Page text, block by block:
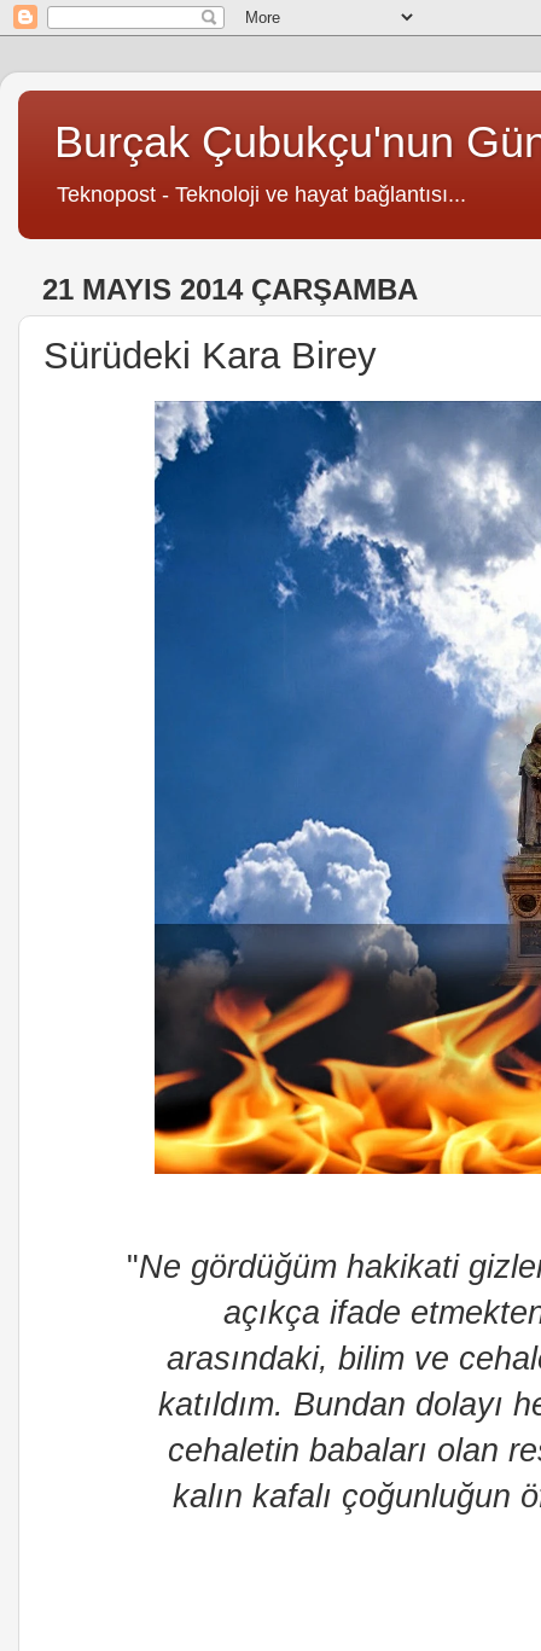
Burçak Çubukçu'nun
Teknopost - Teknoloji ve hayat bağlantısı...
21 MAYIS 2014 ÇARŞAMBA
Sürüdeki Kara Birey
"Ne gördüğüm hakikati
açıkça ifade
arasındaki, bilim ve
katıldım. Bundan dolayı
cehaletin babaları olan
kalın kafalı çoğunluğun